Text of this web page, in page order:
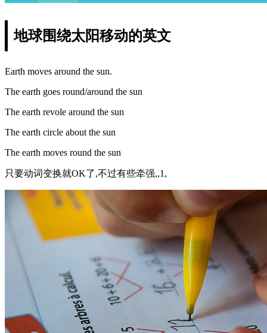
地球围绕太阳移动的英文
Earth moves around the sun.
The earth goes round/around the sun
The earth revole around the sun
The earth circle about the sun
The earth moves round the sun
只要动词变换就OK了,不过有些牵强,,1,